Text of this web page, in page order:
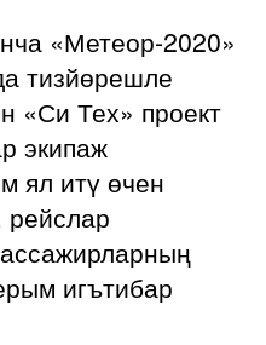
«Метеор-2020»
тизйөрешле
«Си Тех» проект
экипаж
ял итү өчен
рейслар
игътибар